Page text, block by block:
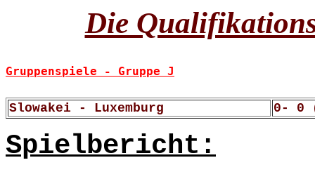
Die
Gruppenspiele - Gruppe J
Slowakei - Luxemburg 0- 0
Spielbericht: